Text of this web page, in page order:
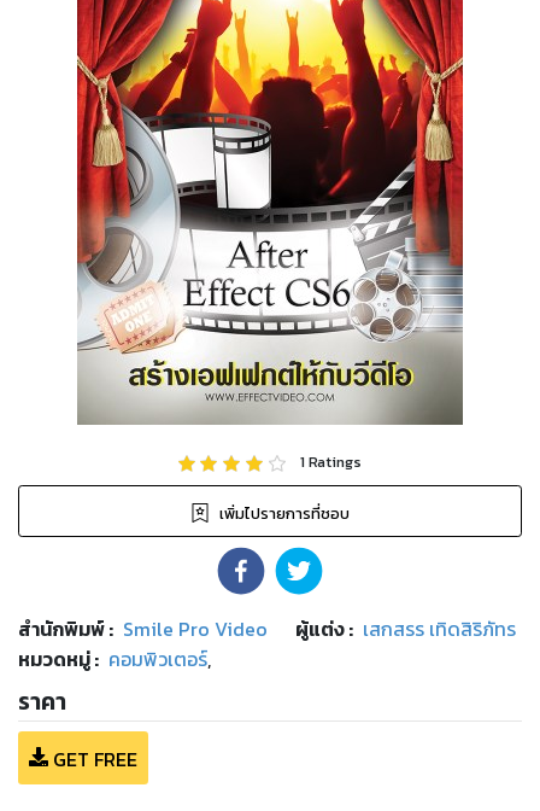
1Ratings
เพิ่มไปรายการที่ชอบ
สำนักพิมพ์: Smile Pro Video ผู้แต่ง : เสกสรร เทิดสิริภัทร
หมวดหมู่: คอมพิวเตอร์,
ราคา
GET FREE